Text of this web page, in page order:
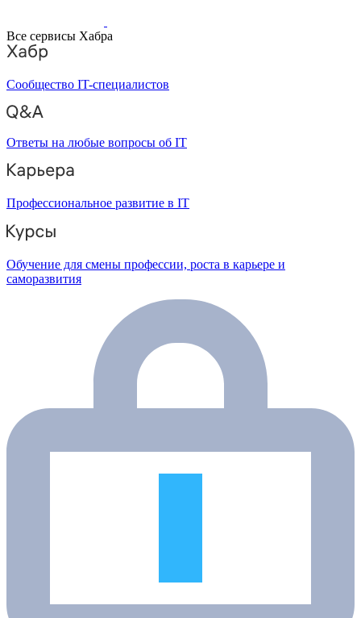
Все сервисы Хабра
Сообщество IT-специалистов
Ответы на любые вопросы об IT
Профессиональное развитие в IT
Обучение для смены профессии, роста в карьере и
саморазвития